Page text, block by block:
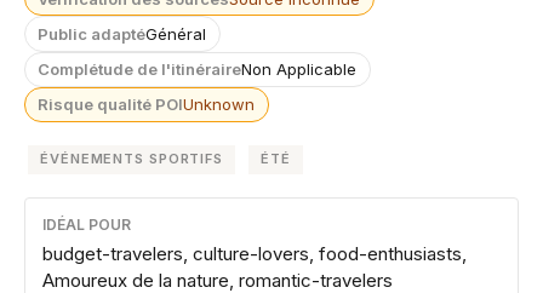
Public adaptéGénéral
Complétude de l'itinéraireNon Applicable
Risque qualité POIUnknown
ÉVÉNEMENTS SPORTIFS ÉTÉ
IDÉAL POUR
budget-travelers, culture-lovers, food-enthusiasts,
Amoureux de la nature, romantic-travelers